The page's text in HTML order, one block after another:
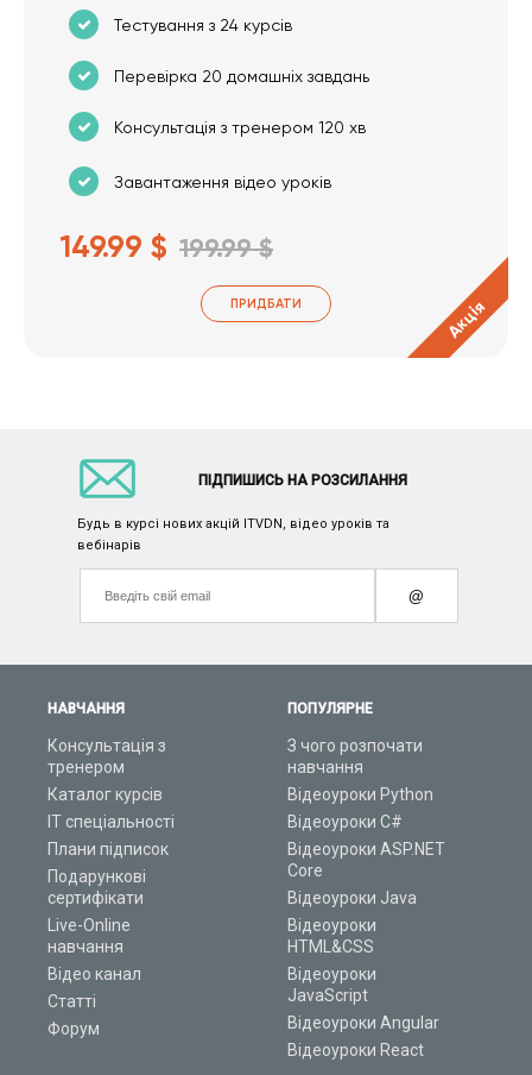
Тестування з 24 курсів
Перевірка 20 домашніх завдань
Консультація з тренером 120 хв
Завантаження відео уроків
149.99 $ 199.99 $
ПРИДБАТИ Акція
НАВЧАННЯ
Консультація з
тренером
Каталог курсів
ІТ спеціальності
Плани підписок
Подарункові
сертифікати
Live-Online
навчання
Відео канал
Статті
Форум
ПОПУЛЯРНЕ
З чого розпочати
навчання
Відеоуроки Python
Відеоуроки C#
Відеоуроки ASP.NET
Core
Відеоуроки Java
Відеоуроки
HTML&CSS
Відеоуроки
JavaScript
Відеоуроки Angular
Відеоуроки React
ПІДПИШИСЬ НА РОЗСИЛАННЯ
Будь в курсі нових акцій ITVDN, відео уроків та
вебінарів
@